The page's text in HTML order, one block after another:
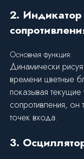
2.
Основная функция:
Динамически
времени цветные
показывая
сопротивления,
точек входа.
3.